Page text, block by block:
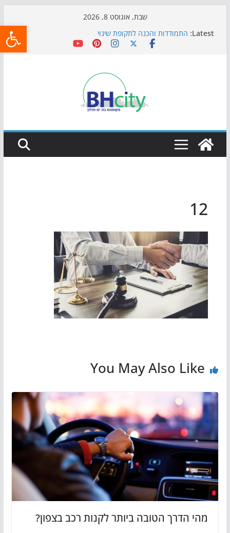
שבת, אוגוסט 8, 2026
Latest: התמודדות והכנה לתקופת שינוי
אי ההרפתקאות ממשיך לכבוש את הגינות: מאות משפחות
כדורגל באווירה מיוחדת: הקרנת גמר המונדיאל בטרמינל
הקיץ של בני הנוער בבת־ים: חוף הריביירה הופך למרחב
בטוח בשעות הערב
12
You May Also Like
מהי הדרך הטובה ביותר לקנות רכב בצפון?